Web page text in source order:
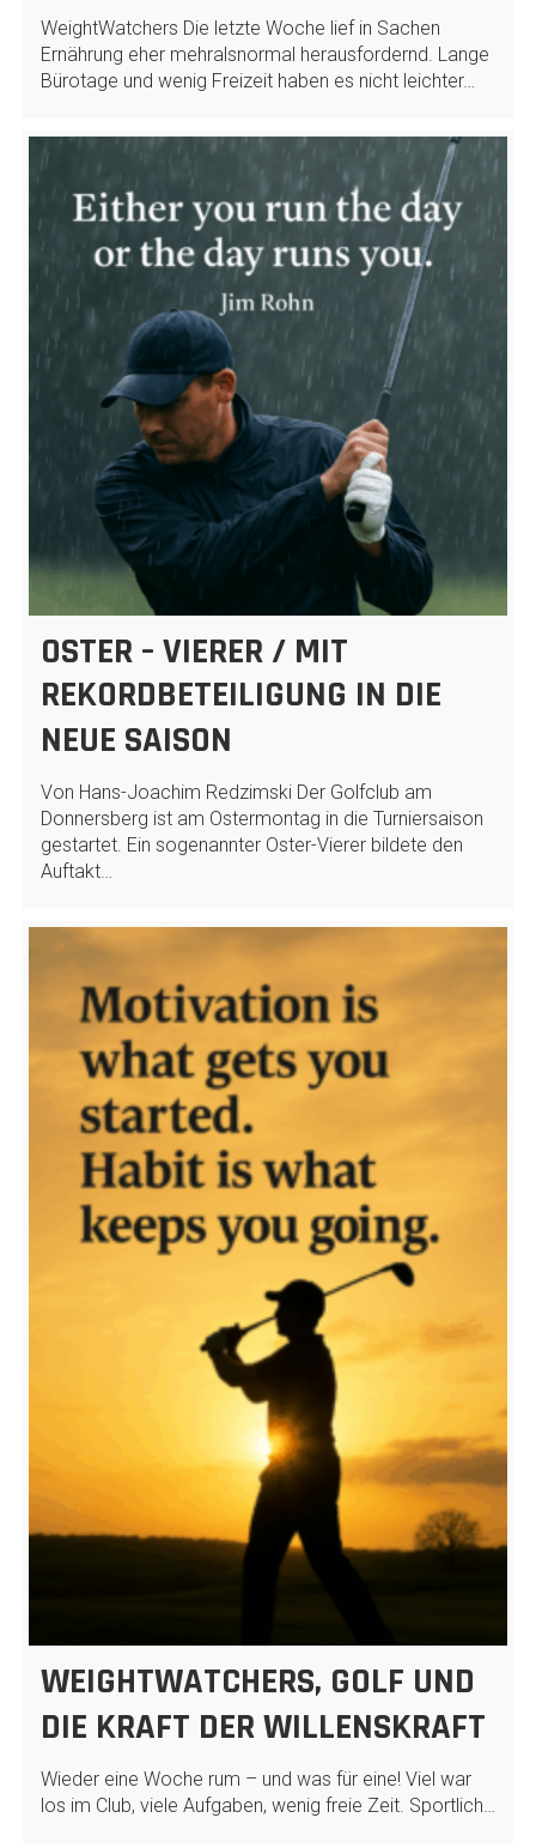
WeightWatchers Die letzte Woche lief in Sachen
Ernährung eher mehralsnormal herausfordernd. Lange
Bürotage und wenig Freizeit haben es nicht leichter…
OSTER – VIERER / MIT
REKORDBETEILIGUNG IN DIE
NEUE SAISON
Von Hans-Joachim Redzimski Der Golfclub am
Donnersberg ist am Ostermontag in die Turniersaison
gestartet. Ein sogenannter Oster-Vierer bildete den
Auftakt…
WEIGHTWATCHERS, GOLF UND
DIE KRAFT DER WILLENSKRAFT
Wieder eine Woche rum – und was für eine! Viel war
los im Club, viele Aufgaben, wenig freie Zeit. Sportlich…